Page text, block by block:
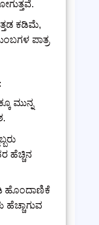
ಕಡಿಮೆ,
ಪಾತ್ರ
ಮುನ್ನ
ಹೆಚ್ಚಿನ
ಹೆಚ್ಚಾಗುವ